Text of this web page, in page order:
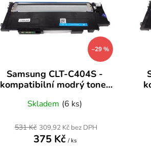
–29 %
Samsung CLT-C404S -
kompatibilní modrý toner
C480FW, C480W, C480FN
Skladem (6 ks)
309,92 Kč bez DPH
375 Kč / ks
531 Kč